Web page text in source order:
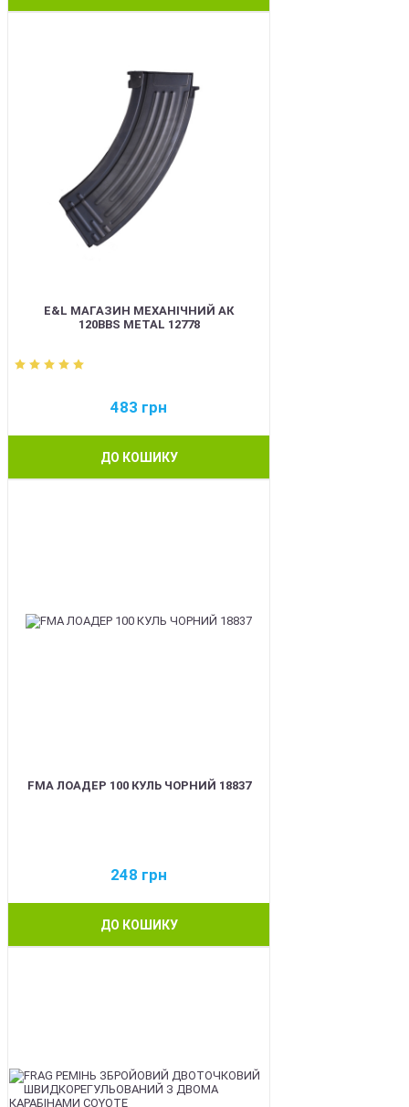
E&L МАГАЗИН МЕХАНІЧНИЙ АК
120BBS METAL 12778
483 грн
ДО КОШИКУ
FMA ЛОАДЕР 100 КУЛЬ ЧОРНИЙ 18837
248 грн
ДО КОШИКУ